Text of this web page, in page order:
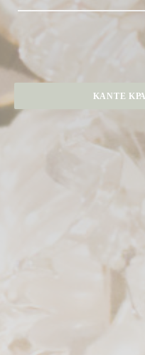
ΚΆΝΤΕ